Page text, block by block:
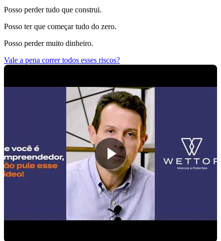
Posso perder tudo que construi.
Posso ter que começar tudo do zero.
Posso perder muito dinheiro.
Vale a pena correr todos esses riscos?